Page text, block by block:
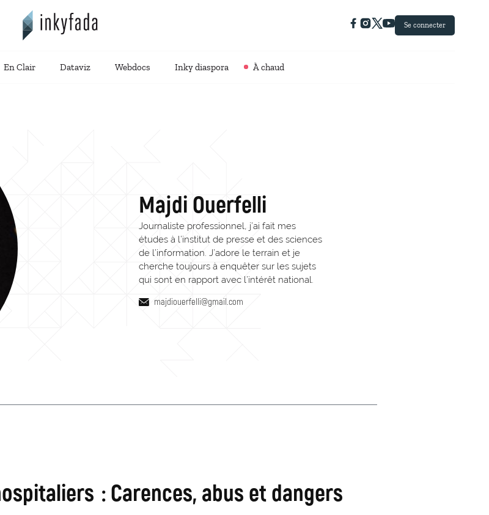
Se connecter
En Clair Dataviz Webdocs Inky diaspora À chaud
Majdi Ouerfelli
Journaliste professionnel, j’ai fait mes
études à l’institut de presse et des sciences
de l’information. J’adore le terrain et je
cherche toujours à enquêter sur les sujets
qui sont en rapport avec l’intérêt national.
majdiouerfelli@gmail.com
: Carences, abus et dangers